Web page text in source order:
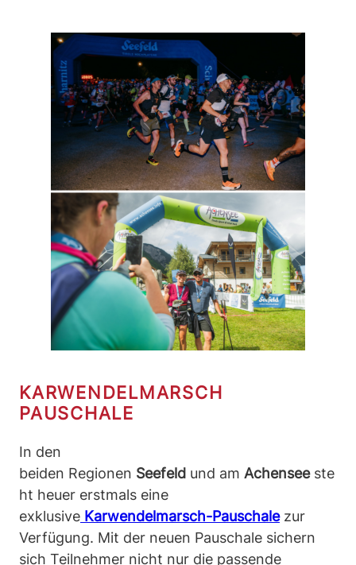
KARWENDELMARSCH
PAUSCHALE
In den
beiden Regionen Seefeld und am Achenseeste
ht heuer erstmals eine
exklusive Karwendelmarsch-Pauschalezur
Verfügung. Mit der neuen Pauschale sichern
sich Teilnehmer nicht nur die passende